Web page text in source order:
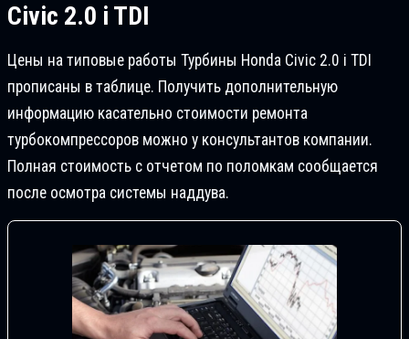
Civic 2.0 i TDI
Цены на типовые работы Турбины Honda Civic 2.0 i TDI
прописаны в таблице. Получить дополнительную
информацию касательно стоимости ремонта
турбокомпрессоров можно у консультантов компании.
Полная стоимость с отчетом по поломкам сообщается
после осмотра системы наддува.